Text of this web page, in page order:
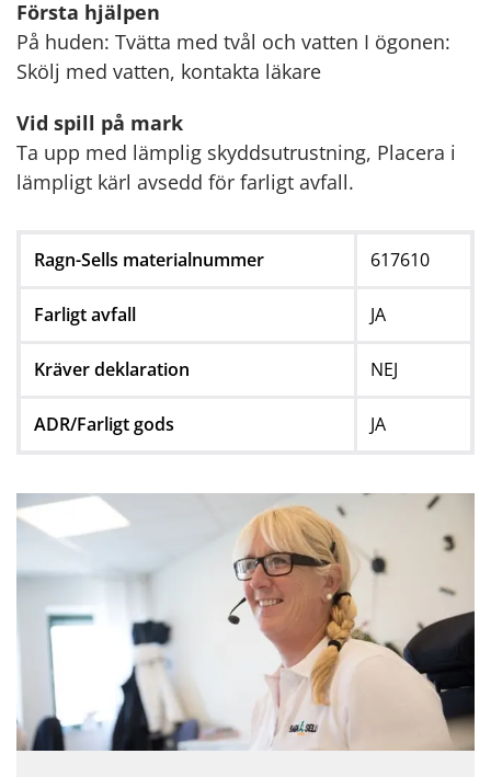
Första hjälpen
På huden: Tvätta med tvål och vatten I ögonen:
Skölj med vatten, kontakta läkare
Vid spill på mark
Ta upp med lämplig skyddsutrustning, Placera i
lämpligt kärl avsedd för farligt avfall.
Ragn-Sells materialnummer 617610
Farligt avfall JA
Kräver deklaration NEJ
ADR/Farligt gods JA